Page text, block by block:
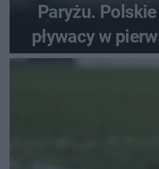
Paryżu.
pływacy w